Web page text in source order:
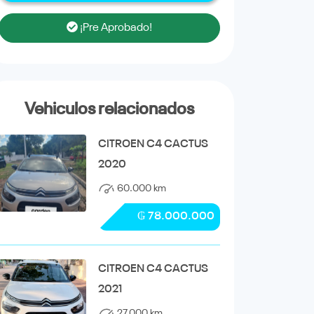
¡Pre Aprobado!
Vehiculos relacionados
CITROEN C4 CACTUS
2020
60.000 km
₲ 78.000.000
CITROEN C4 CACTUS
2021